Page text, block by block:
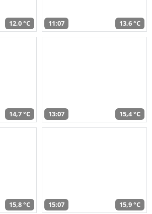
12,0 °C 11:07 13,6 °C
14,7 °C 13:07 15,4 °C
15,8 °C 15:07 15,9 °C